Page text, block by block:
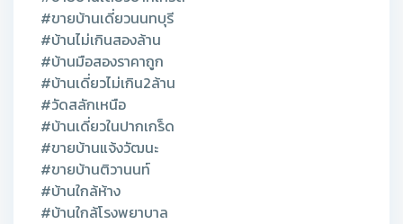
#ขายบ้านเดี่ยวนนทบุรี
#บ้านไม่เกินสองล้าน
#บ้านมือสองราคาถูก
#บ้านเดี่ยวไม่เกิน2ล้าน
#วัดสลักเหนือ
#บ้านเดี่ยวในปากเกร็ด
#ขายบ้านแจ้งวัฒนะ
#ขายบ้านติวานนท์
#บ้านใกล้ห้าง
#บ้านใกล้โรงพยาบาล